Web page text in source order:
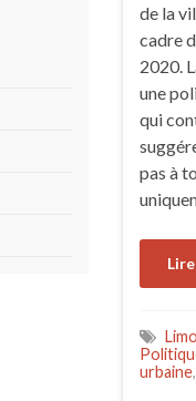
de la
cadre
2020.
une
qui
pas à
urbaine,